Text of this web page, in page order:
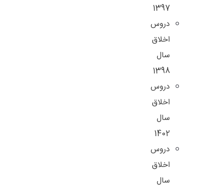
1397
دروس
اخلاق
سال
1398
دروس
اخلاق
سال
1402
دروس
اخلاق
سال